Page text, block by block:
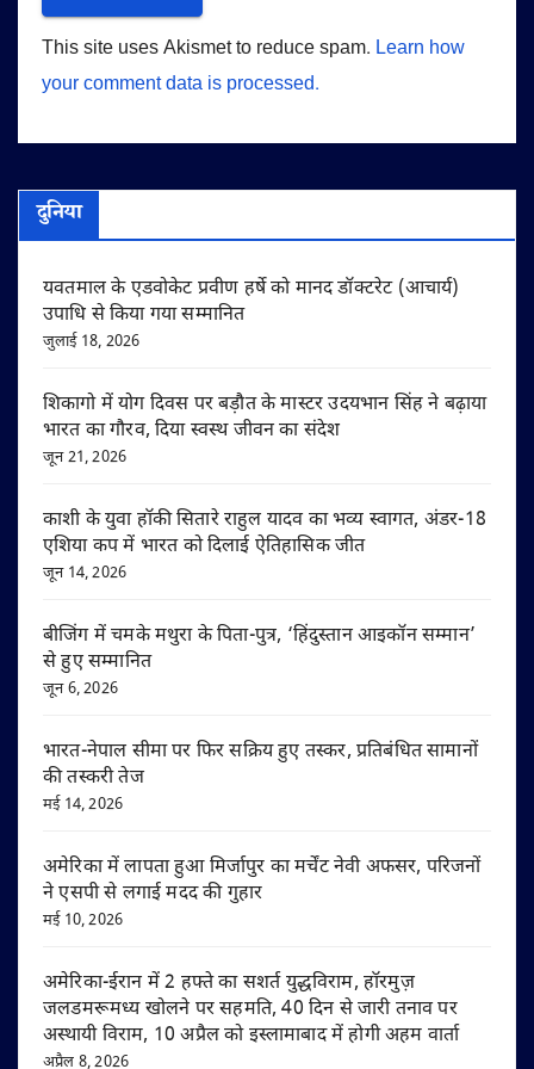
This site uses Akismet to reduce spam. Learn how
your comment data is processed.
दुनिया
यवतमाल के एडवोकेट प्रवीण हर्षे को मानद डॉक्टरेट (आचार्य)
उपाधि से किया गया सम्मानित
जुलाई 18, 2026
शिकागो में योग दिवस पर बड़ौत के मास्टर उदयभान सिंह ने बढ़ाया
भारत का गौरव, दिया स्वस्थ जीवन का संदेश
जून 21, 2026
काशी के युवा हॉकी सितारे राहुल यादव का भव्य स्वागत, अंडर-18
एशिया कप में भारत को दिलाई ऐतिहासिक जीत
जून 14, 2026
बीजिंग में चमके मथुरा के पिता-पुत्र, ‘हिंदुस्तान आइकॉन सम्मान’
से हुए सम्मानित
जून 6, 2026
भारत-नेपाल सीमा पर फिर सक्रिय हुए तस्कर, प्रतिबंधित सामानों
की तस्करी तेज
मई 14, 2026
अमेरिका में लापता हुआ मिर्जापुर का मर्चेंट नेवी अफसर, परिजनों
ने एसपी से लगाई मदद की गुहार
मई 10, 2026
अमेरिका-ईरान में 2 हफ्ते का सशर्त युद्धविराम, हॉरमुज़
जलडमरूमध्य खोलने पर सहमति, 40 दिन से जारी तनाव पर
अस्थायी विराम, 10 अप्रैल को इस्लामाबाद में होगी अहम वार्ता
अप्रैल 8, 2026